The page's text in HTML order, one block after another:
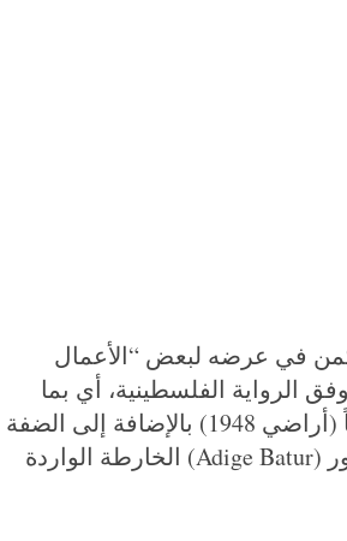
في عرضه لبعض “الأعمال
الرواية الفلسطينية، أي بما
يشمل كافة أراضي دولة إسرائيل بحدودها المعترف بها دولياً (أراضي 1948) بالإضافة إلى الضفة
الغربية وقطاع غزة. وهكذا مثلاً أعد الفنان التركي أديجه باطور (Adige Batur) الخارطة الواردة